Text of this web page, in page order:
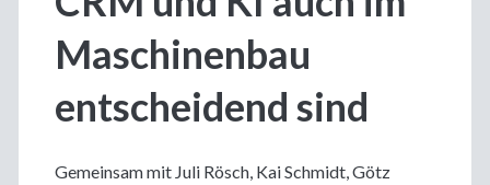
Maschinenbau
entscheidend sind
Gemeinsam mit Juli Rösch, Kai Schmidt, Götz